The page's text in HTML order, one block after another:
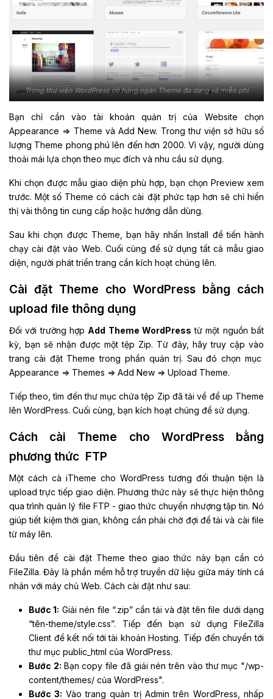
Trong thư viện WordPress có hàng ngàn Theme đa dạng và miễn phí
Bạn chỉ cần vào tài khoản quản trị của Website chọn
Appearance => Theme và Add New. Trong thư viện sở hữu số
lượng Theme phong phú lên đến hơn 2000. Vì vậy, người dùng
thoải mái lựa chọn theo mục đích và nhu cầu sử dụng.
Khi chọn được mẫu giao diện phù hợp, bạn chọn Preview xem
trước. Một số Theme có cách cài đặt phức tạp hơn sẽ chỉ hiển
thị vài thông tin cung cấp hoặc hướng dẫn dùng.
Sau khi chọn được Theme, bạn hãy nhấn Install để tiến hành
chạy cài đặt vào Web. Cuối cùng để sử dụng tất cả mẫu giao
diện, người phát triển trang cần kích hoạt chúng lên.
Cài đặt Theme cho WordPress bằng cách
upload file thông dụng
Đối với trường hợp Add Theme WordPress từ một nguồn bất
kỳ, bạn sẽ nhận được một tệp Zip. Từ đây, hãy truy cập vào
trang cài đặt Theme trong phần quản trị. Sau đó chọn mục
Appearance => Themes => Add New => Upload Theme.
Tiếp theo, tìm đến thư mục chứa tệp Zip đã tải về để up Theme
lên WordPress. Cuối cùng, bạn kích hoạt chúng để sử dụng.
Cách cài Theme cho WordPress bằng
phương thức FTP
Một cách cà iTheme cho WordPress tương đối thuận tiện là
upload trực tiếp giao diện. Phương thức này sẽ thực hiện thông
qua trình quản lý file FTP - giao thức chuyển nhượng tập tin. Nó
giúp tiết kiệm thời gian, không cần phải chờ đợi để tải và cài file
từ máy lên.
Đầu tiên để cài đặt Theme theo giao thức này bạn cần có
FileZilla. Đây là phần mềm hỗ trợ truyền dữ liệu giữa máy tính cá
nhân với máy chủ Web. Cách cài đặt như sau:
Bước 1: Giải nén file “.zip” cần tải và đặt tên file dưới dạng
“tên-theme/style.css”. Tiếp đến bạn sử dụng FileZilla
Client để kết nối tới tài khoản Hosting. Tiếp đến chuyển tới
thư mục public_html của WordPress.
Bước 2: Bạn copy file đã giải nén trên vào thư mục "/wp-
content/themes/ của WordPress".
Bước 3: Vào trang quản trị Admin trên WordPress, nhấp